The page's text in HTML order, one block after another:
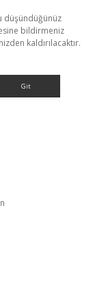
düşündüğünüz
bildirmeniz
kaldırılacaktır.